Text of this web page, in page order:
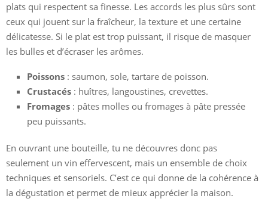
plats qui respectent sa finesse. Les accords les plus sûrs sont
ceux qui jouent sur la fraîcheur, la texture et une certaine
délicatesse. Si le plat est trop puissant, il risque de masquer
les bulles et d’écraser les arômes.
Poissons : saumon, sole, tartare de poisson.
Crustacés : huîtres, langoustines, crevettes.
Fromages : pâtes molles ou fromages à pâte pressée
peu puissants.
En ouvrant une bouteille, tu ne découvres donc pas
seulement un vin effervescent, mais un ensemble de choix
techniques et sensoriels. C’est ce qui donne de la cohérence à
la dégustation et permet de mieux apprécier la maison.